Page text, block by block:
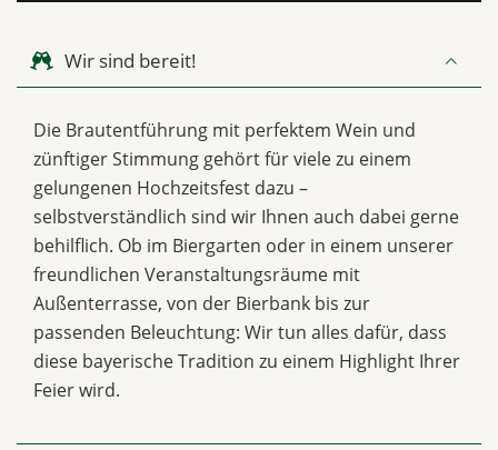
Wir sind bereit!
Die Brautentführung mit perfektem Wein und
zünftiger Stimmung gehört für viele zu einem
gelungenen Hochzeitsfest dazu –
selbstverständlich sind wir Ihnen auch dabei gerne
behilflich. Ob im Biergarten oder in einem unserer
freundlichen Veranstaltungsräume mit
Außenterrasse, von der Bierbank bis zur
passenden Beleuchtung: Wir tun alles dafür, dass
diese bayerische Tradition zu einem Highlight Ihrer
Feier wird.